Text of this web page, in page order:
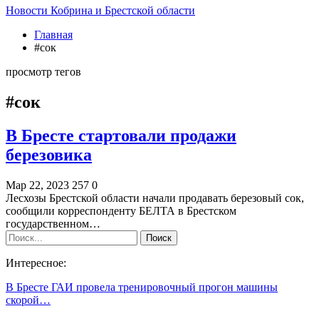
Новости Кобрина и Брестской области
Главная
#сок
просмотр тегов
#сок
В Бресте стартовали продажи
березовика
Мар 22, 2023 257 0
Лесхозы Брестской области начали продавать березовый сок,
сообщили корреспонденту БЕЛТА в Брестском
государственном…
Интересное:
В Бресте ГАИ провела тренировочный прогон машины
скорой…